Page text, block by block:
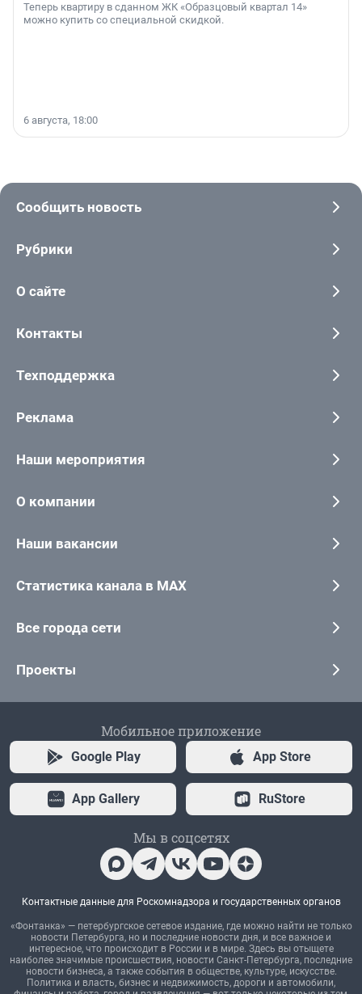
Теперь квартиру в сданном ЖК «Образцовый квартал 14»
можно купить со специальной скидкой.
6 августа, 18:00
Сообщить новость
Рубрики
О сайте
Контакты
Техподдержка
Реклама
Наши мероприятия
О компании
Наши вакансии
Статистика канала в MAX
Все города сети
Проекты
Мобильное приложение
Google Play App Store
App Gallery RuStore
Мы в соцсетях
Контактные данные для Роскомнадзора и государственных органов
«Фонтанка» — петербургское сетевое издание, где можно найти не только
новости Петербурга, но и последние новости дня, и все важное и
интересное, что происходит в России и в мире. Здесь вы отыщете
наиболее значимые происшествия, новости Санкт-Петербурга, последние
новости бизнеса, а также события в обществе, культуре, искусстве.
Политика и власть, бизнес и недвижимость, дороги и автомобили,